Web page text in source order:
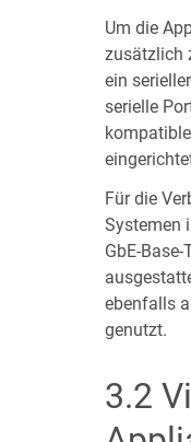
Um die
zusätzlich
ein
serielle
Für die
Systemen
GbE-
ebenfalls
genutzt.
3.2